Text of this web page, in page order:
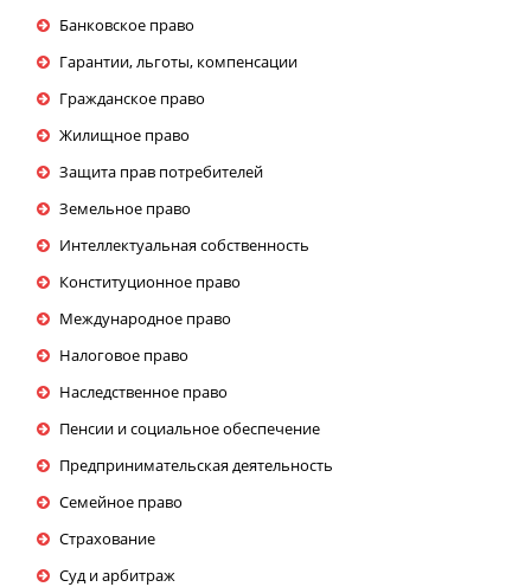
Банковское право
Гарантии, льготы, компенсации
Гражданское право
Жилищное право
Защита прав потребителей
Земельное право
Интеллектуальная собственность
Конституционное право
Международное право
Налоговое право
Наследственное право
Пенсии и социальное обеспечение
Предпринимательская деятельность
Семейное право
Страхование
Суд и арбитраж